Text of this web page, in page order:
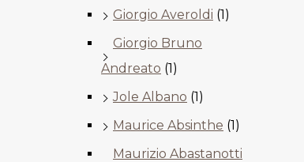
Giorgio Averoldi (1)
Giorgio Bruno
Andreato (1)
Jole Albano (1)
Maurice Absinthe (1)
Maurizio Abastanotti